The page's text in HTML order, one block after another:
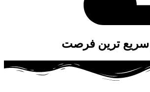
سریع ترین فرصت